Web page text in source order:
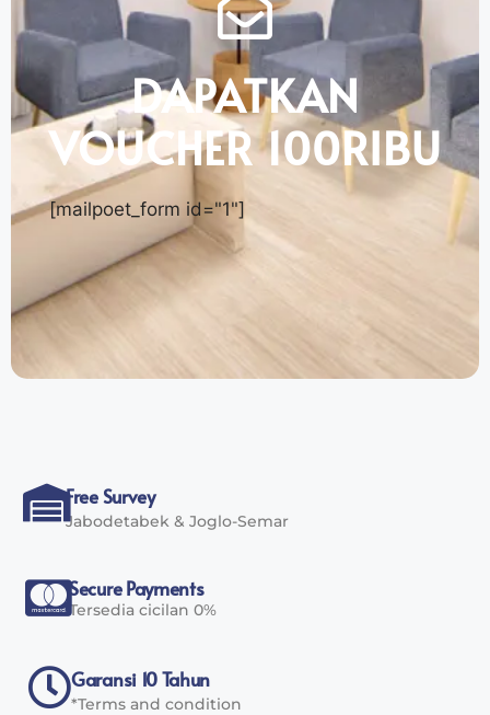
DAPATKAN
VOUCHER 100RIBU
[mailpoet_form id="1"]
Free Survey
Jabodetabek & Joglo-Semar
Secure Payments
Tersedia cicilan 0%
Garansi 10 Tahun
*Terms and condition